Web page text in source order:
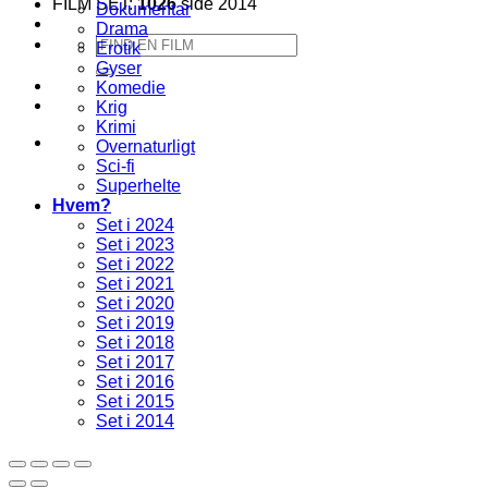
FILM SET:1026side 2014
Søg
efter:
Dokumentar
Drama
Erotik
Gyser
Komedie
Krig
Krimi
Overnaturligt
Sci-fi
Superhelte
Hvem?
Set i 2024
Set i 2023
Set i 2022
Set i 2021
Set i 2020
Set i 2019
Set i 2018
Set i 2017
Set i 2016
Set i 2015
Set i 2014